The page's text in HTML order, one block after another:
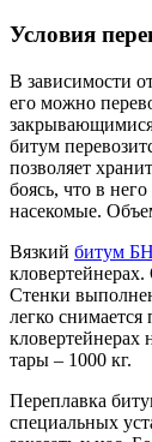
Условия
В зависимости
его можно
битум
позволяет
боясь, что в
насекомые.
Вязкий битум
Стенки
легко
кловертейнерах
тары – 1000 кг.
Переплавка
специальных